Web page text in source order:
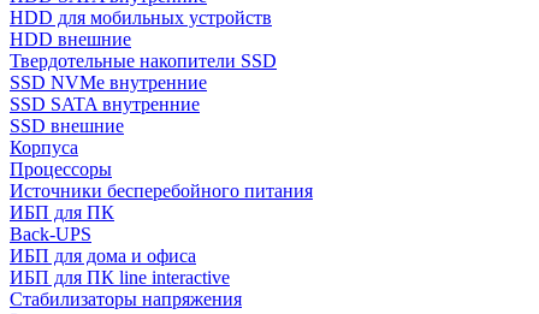
HDD для мобильных устройств
HDD внешние
Твердотельные накопители SSD
SSD NVMe внутренние
SSD SATA внутренние
SSD внешние
Корпуса
Процессоры
Источники бесперебойного питания
ИБП для ПК
Back-UPS
ИБП для дома и офиса
ИБП для ПК linе interactive
Стабилизаторы напряжения